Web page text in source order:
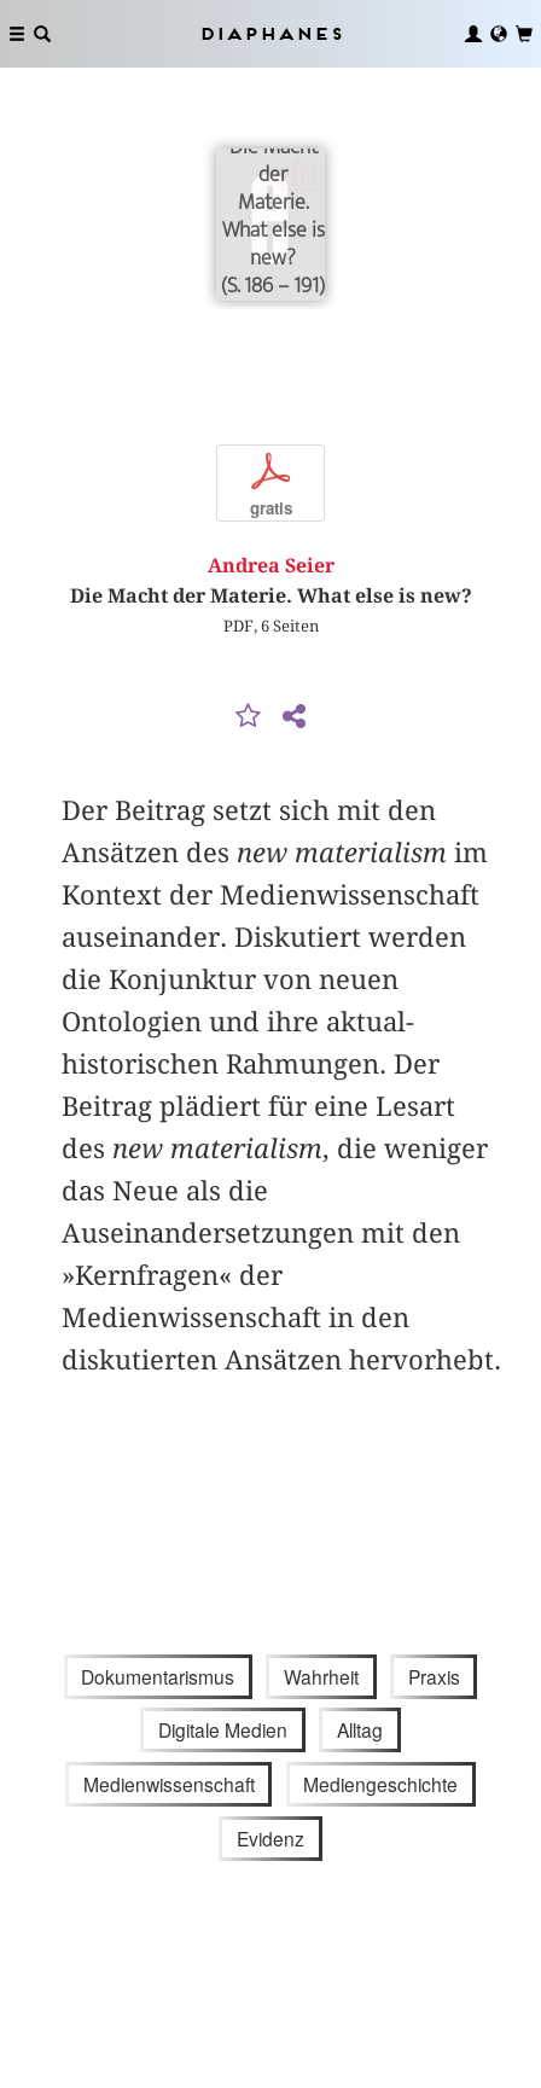
Diaphanes
Die Macht
der
Materie.
What else is
new?
(S. 186 – 191)
p
gratis
Andrea Seier
Die Macht der Materie. What else is new?
PDF, 6 Seiten
Der Beitrag setzt sich mit den
Ansätzen des new materialism im
Kontext der Medienwissenschaft
auseinander. Diskutiert werden
die Konjunktur von neuen
Ontologien und ihre aktual-
historischen Rahmungen. Der
Beitrag plädiert für eine Lesart
des new materialism, die weniger
das Neue als die
Auseinandersetzungen mit den
»Kernfragen« der
Medienwissenschaft in den
diskutierten Ansätzen hervorhebt.
Dokumentarismus Wahrheit Praxis
Digitale Medien Alltag
Medienwissenschaft Mediengeschichte
Evidenz